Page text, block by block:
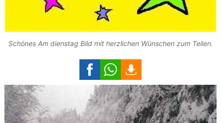
Schönes Am dienstag Bild mit herzlichen Wünschen zum Teilen.